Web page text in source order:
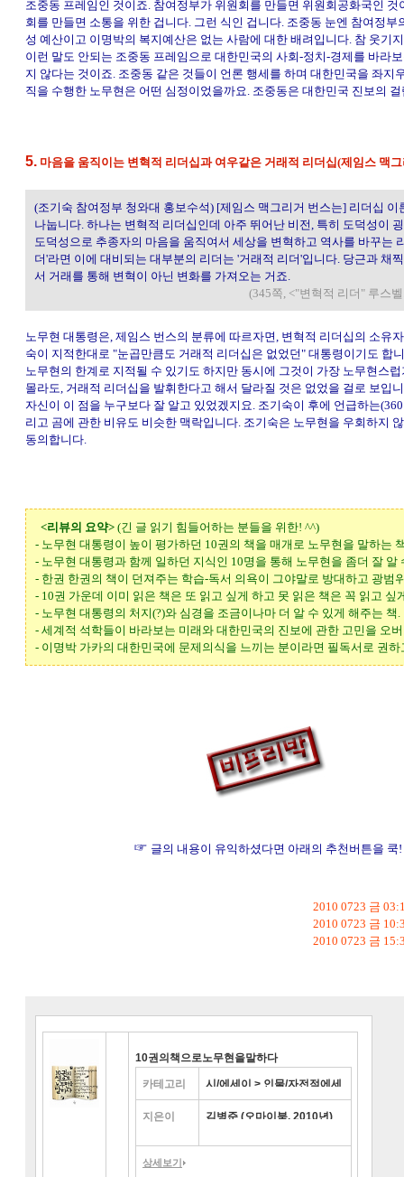
조중동 프레임인 것이죠. 참여정부가 위원회를 만들면 위원회공화국인 것
회를 만들면 소통을 위한 겁니다. 그런 식인 겁니다. 조중동 눈엔 참여정부
성 예산이고 이명박의 복지예산은 없는 사람에 대한 배려입니다. 참 웃기
이런 말도 안되는 조중동 프레임으로 대한민국의 사회-정치-경제를 바라
지 않다는 것이죠. 조중동 같은 것들이 언론 행세를 하며 대한민국을 좌지
직을 수행한 노무현은 어떤 심정이었을까요. 조중동은 대한민국 진보의
5. 마음을 움직이는 변혁적 리더십과 여우같은 거래적 리더십(제임스 맥
(조기숙 참여정부 청와대 홍보수석) [제임스 맥그리거 번스는] 리더십 이
나눕니다. 하나는 변혁적 리더십인데 아주 뛰어난 비전, 특히 도덕성이
도덕성으로 추종자의 마음을 움직여서 세상을 변혁하고 역사를 바꾸는
더'라면 이에 대비되는 대부분의 리더는 '거래적 리더'입니다. 당근과 채
서 거래를 통해 변혁이 아닌 변화를 가져오는 거죠.
(345쪽, <"변혁적 리더" 루스
노무현 대통령은, 제임스 번스의 분류에 따르자면, 변혁적 리더십의 소유
숙이 지적한대로 "눈곱만큼도 거래적 리더십은 없었던" 대통령이기도 합
노무현의 한계로 지적될 수 있기도 하지만 동시에 그것이 가장 노무현스
몰라도, 거래적 리더십을 발휘한다고 해서 달라질 것은 없었을 걸로 보입
자신이 이 점을 누구보다 잘 알고 있었겠지요. 조기숙이 후에 언급하는
리고 곰에 관한 비유도 비슷한 맥락입니다. 조기숙은 노무현을 우회하지
동의합니다.
<리뷰의 요약> (긴 글 읽기 힘들어하는 분들을 위한! ^^)
- 노무현 대통령이 높이 평가하던 10권의 책을 매개로 노무현을 말하는
- 노무현 대통령과 함께 일하던 지식인 10명을 통해 노무현을 좀더 잘 알
- 한권 한권의 책이 던져주는 학습-독서 의욕이 그야말로 방대하고 광범
- 10권 가운데 이미 읽은 책은 또 읽고 싶게 하고 못 읽은 책은 꼭 읽고 싶
- 노무현 대통령의 처지(?)와 심경을 조금이나마 더 알 수 있게 해주는 책.
- 세계적 석학들이 바라보는 미래와 대한민국의 진보에 관한 고민을 오
- 이명박 가카의 대한민국에 문제의식을 느끼는 분이라면 필독서로 권하
☞글의 내용이 유익하셨다면 아래의 추천버튼을
2010 0723 금
2010 0723 금
2010 0723 금
10권의책으로노무현을말하다
카테고리
시/에세이 > 인물/자전적에세
이 > 정치가/법조인
지은이
김병준 (오마이북, 2010년)
상세보기